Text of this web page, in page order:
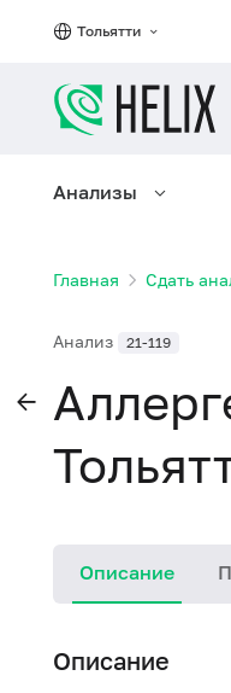
Тольятти
Анализы
Главная Сдать
Анализ 21-119
Описание
Описание